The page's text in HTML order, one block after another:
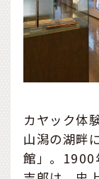
カヤック体
山潟の湖畔
館」。1900